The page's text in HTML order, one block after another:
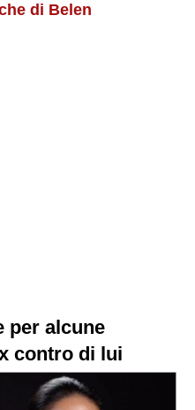
di Belen
per alcune
contro di lui